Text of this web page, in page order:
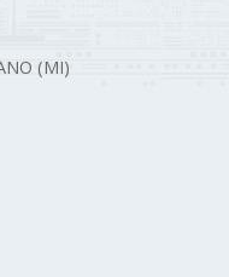
(MI)